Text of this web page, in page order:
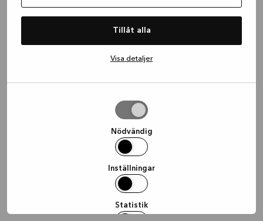
Tillåt alla
Visa detaljer
Nödvändig
Inställningar
Statistik